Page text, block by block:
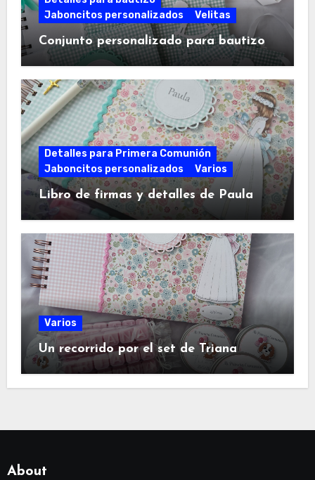
Jaboncitos personalizados
Velitas
Conjunto personalizado para bautizo
Detalles para Primera Comunión
Jaboncitos personalizados
Varios
Libro de firmas y detalles de Paula
Varios
Un recorrido por el set de Triana
About